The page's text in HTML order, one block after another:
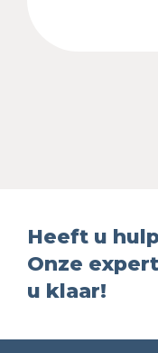
Heeft u
Onze
u klaar!